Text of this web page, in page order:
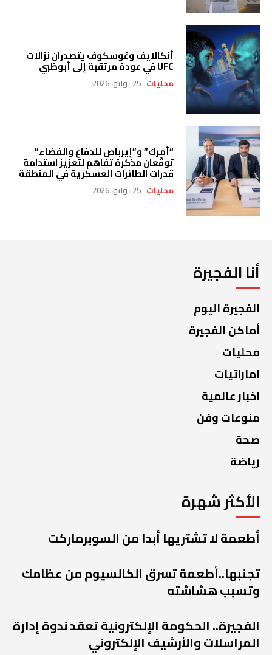
أنكالايف وغوسكوف يتصدران نزالات
UFC في عودة مرتقبة إلى أبوظبي
محليات 25 يوليو، 2026
“أمرك” و”إيرباص للدفاع والفضاء”
توقّعان مذكرة تفاهم لتعزيز استدامة
قدرات الطائرات العسكرية في المنطقة
محليات 25 يوليو، 2026
أنا الفجيرة
الفجيرة اليوم
أماكن الفجيرة
محليات
اماراتيات
اخبار عالمية
منوعات وفن
صحة
رياضة
الأكثر شهرة
أطعمة لا تشتريها أبداً من السوبرماركت
تجنبها..أطعمة تسرق الكالسيوم من عظامك
وتسبب هشاشته
الفجيرة.. الحكومة الإلكترونية تعقد ندوة إدارة
المراسلات والأرشيف الإلكتروني